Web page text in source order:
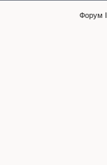
Форум